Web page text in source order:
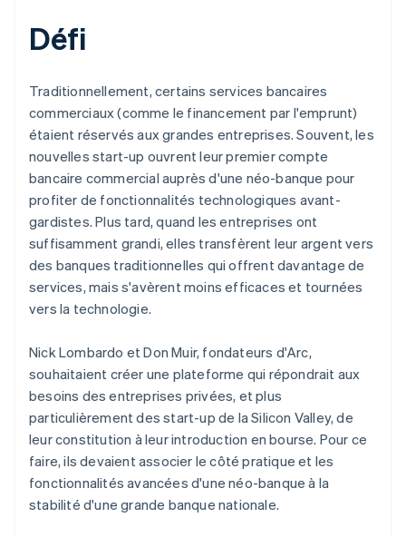
Défi
Traditionnellement, certains services bancaires
commerciaux (comme le financement par l'emprunt)
étaient réservés aux grandes entreprises. Souvent, les
nouvelles start-up ouvrent leur premier compte
bancaire commercial auprès d'une néo-banque pour
profiter de fonctionnalités technologiques avant-
gardistes. Plus tard, quand les entreprises ont
suffisamment grandi, elles transfèrent leur argent vers
des banques traditionnelles qui offrent davantage de
services, mais s'avèrent moins efficaces et tournées
vers la technologie.
Nick Lombardo et Don Muir, fondateurs d'Arc,
souhaitaient créer une plateforme qui répondrait aux
besoins des entreprises privées, et plus
particulièrement des start-up de la Silicon Valley, de
leur constitution à leur introduction en bourse. Pour ce
faire, ils devaient associer le côté pratique et les
fonctionnalités avancées d'une néo-banque à la
stabilité d'une grande banque nationale.